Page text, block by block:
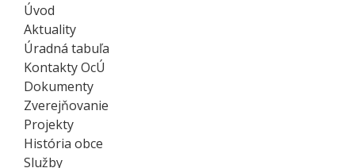
Úvod
Aktuality
Úradná tabuľa
Kontakty OcÚ
Dokumenty
Zverejňovanie
Projekty
História obce
Služby